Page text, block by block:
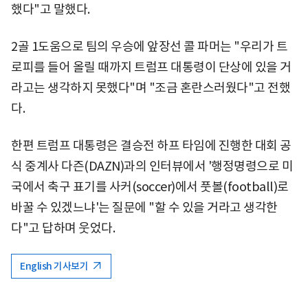
했다"고 말했다.
2골 1도움으로 팀의 우승에 앞장선 콜 파머는 "우리가 트
로피를 들어 올릴 때까지 트럼프 대통령이 단상에 있을 거
라고는 생각하지 못했다"며 "조금 혼란스러웠다"고 전했
다.
한편 트럼프 대통령은 결승전 하프 타임에 진행한 대회 공
식 중계사 다즌(DAZN)과의 인터뷰에서 '행정명령으로 미
국에서 축구 표기를 사커(soccer)에서 풋볼(football)로
바꿀 수 있겠느냐'는 질문에 "할 수 있을 거라고 생각한
다"고 답하며 웃었다.
English 기사보기